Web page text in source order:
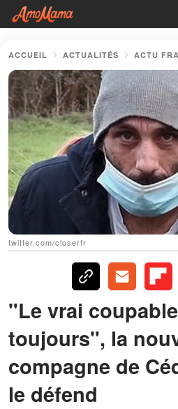
ACCUEIL ACTUALITÉS ACTU
twitter.com/closerfr
"Le vrai
toujours", la
compagne de
le défend